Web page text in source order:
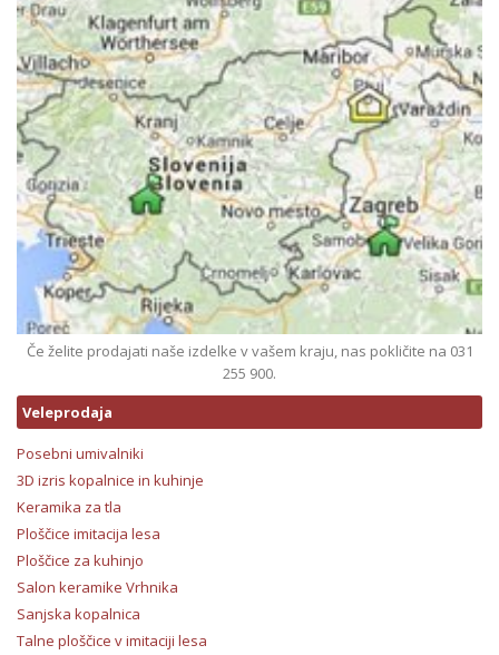
Če želite prodajati naše izdelke v vašem kraju, nas pokličite na 031
255 900.
Veleprodaja
Posebni umivalniki
3D izris kopalnice in kuhinje
Keramika za tla
Ploščice imitacija lesa
Ploščice za kuhinjo
Salon keramike Vrhnika
Sanjska kopalnica
Talne ploščice v imitaciji lesa